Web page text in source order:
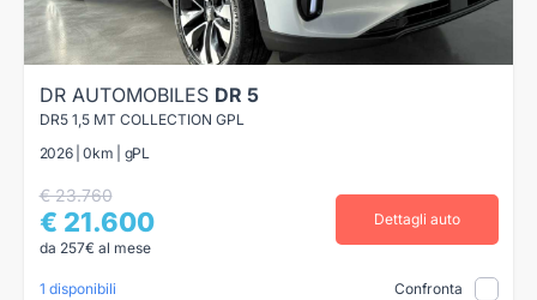
DR AUTOMOBILES DR 5
DR5 1,5 MT COLLECTION GPL
2026 | 0km | gPL
€ 23.760
€ 21.600
da 257€ al mese
Dettagli auto
1 disponibili Confronta